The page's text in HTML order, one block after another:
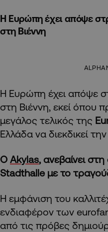
Η Ευρώπη έχει απόψε
στη Βιέννη
Η Ευρώπη έχει απόψε
στη Βιέννη, εκεί όπου
μεγάλος τελικός της
Ελλάδα να διεκδικεί
Ο Akylas, ανεβαίνει
Stadthalle με το
Η εμφάνιση του
ενδιαφέρον των
από τις πρόβες